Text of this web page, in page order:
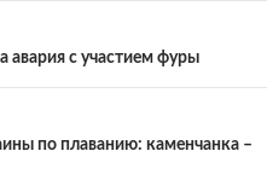
с участием фуры
по плаванию: каменчанка –